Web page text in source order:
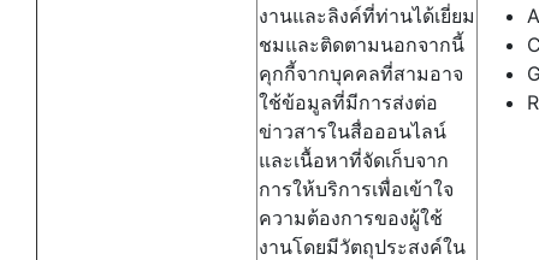
งานและลิงค์ที่ท่านได้เยี่ยม
ชมและติดตามนอกจากนี้
คุกกี้จากบุคคลที่สามอาจ
ใช้ข้อมูลที่มีการส่งต่อ
ข่าวสารในสื่อออนไลน์
และเนื้อหาที่จัดเก็บจาก
การให้บริการเพื่อเข้าใจ
ความต้องการของผู้ใช้
งานโดยมีวัตถุประสงค์ใน